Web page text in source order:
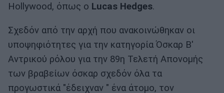
Hollywood, όπως ο Lucas Hedges.
Σχεδόν από την αρχή που ανακοινώθηκαν οι
υποψηφιότητες για την κατηγορία Όσκαρ Β'
Αντρικού ρόλου για την 89η Τελετή Απονομής
των βραβείων όσκαρ σχεδόν όλα τα
προγωστικά "έδειχναν " ένα άτομο, τον